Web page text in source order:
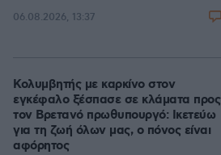
06.08.2026, 13:37
Κολυμβητής με καρκίνο στον
εγκέφαλο ξέσπασε σε κλάματα προς
τον Βρετανό πρωθυπουργό: Ικετεύω
για τη ζωή όλων μας, ο πόνος είναι
αφόρητος